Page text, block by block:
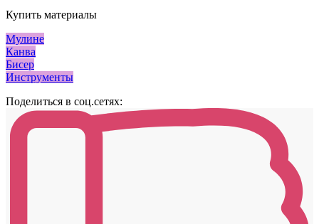
Купить материалы
Мулине
Канва
Бисер
Инструменты
Поделиться в соц.сетях: